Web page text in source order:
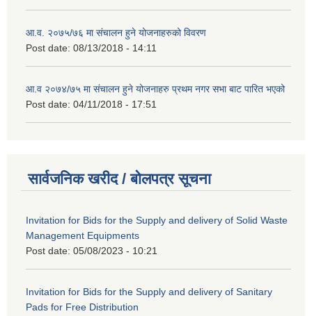
आ.व. २०७५/७६ मा संचालन हुने योजनाहरुको विवरण
Post date: 08/13/2018 - 14:11
आ.व २०७४/७५ मा संचालन हुने योजनाहरु प्रथम नगर सभा बाट पारित भएको
Post date: 04/11/2018 - 17:51
सार्वजनिक खरीद / बोलपत्र सूचना
Invitation for Bids for the Supply and delivery of Solid Waste
Management Equipments
Post date: 05/08/2023 - 10:21
Invitation for Bids for the Supply and delivery of Sanitary
Pads for Free Distribution